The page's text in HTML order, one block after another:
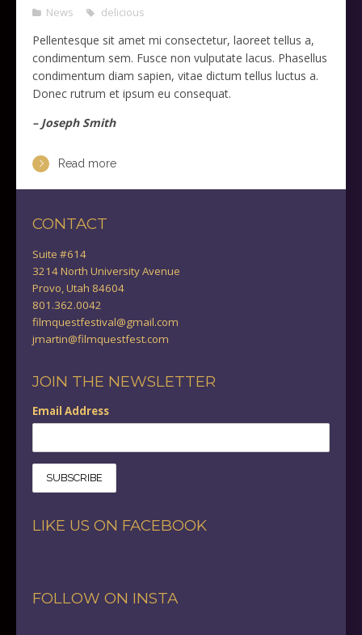
News delicious
Pellentesque sit amet mi consectetur, laoreet tellus a,
condimentum sem. Fusce non vulputate lacus. Phasellus
condimentum diam sapien, vitae dictum tellus luctus a.
Donec rutrum et ipsum eu consequat.
– Joseph Smith
Read more
CONTACT
Suite #614
3214 North University Avenue
Provo, Utah 84604
801.362.0042
filmquestfestival@gmail.com
jmartin@filmquestfest.com
JOIN THE NEWSLETTER
Email Address
LIKE US ON FACEBOOK
FOLLOW ON INSTA